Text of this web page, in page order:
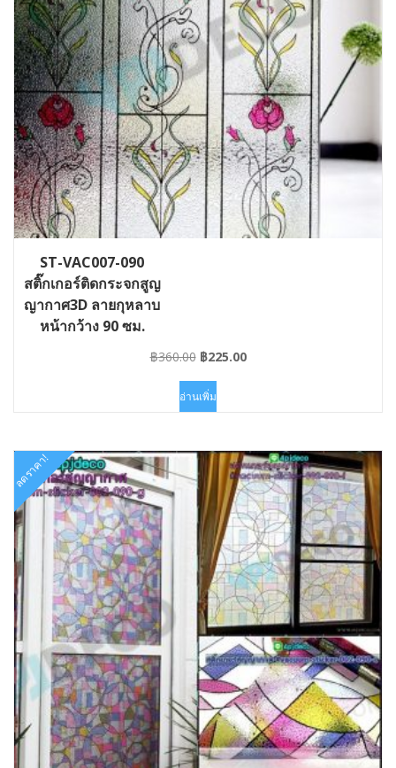
ST-VAC007-090
สติ๊กเกอร์ติดกระจกสูญ
ญากาศ3D ลายกุหลาบ
หน้ากว้าง 90 ซม.
฿360.00 Original
was:
฿360.00.
฿225.00Current
อ่านเพิ่ม
ลดราคา!